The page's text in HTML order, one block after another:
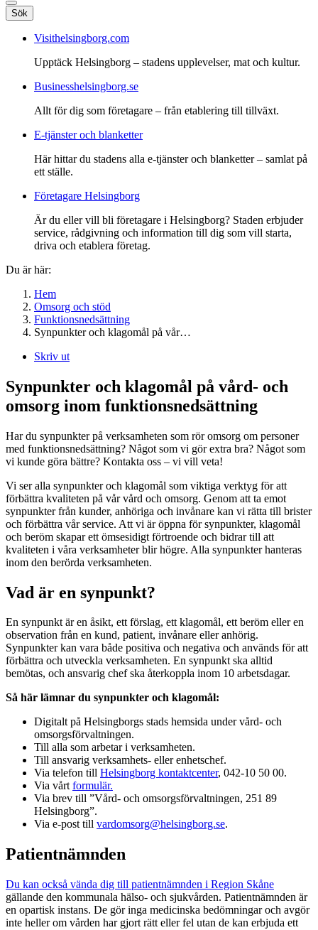
Sök
Visithelsingborg.com
Upptäck Helsingborg – stadens upplevelser, mat och kultur.
Businesshelsingborg.se
Allt för dig som företagare – från etablering till tillväxt.
E-tjänster och blanketter
Här hittar du stadens alla e-tjänster och blanketter – samlat på
ett ställe.
Företagare Helsingborg
Är du eller vill bli företagare i Helsingborg? Staden erbjuder
service, rådgivning och information till dig som vill starta,
driva och etablera företag.
Du är här:
Hem
Omsorg och stöd
Funktionsnedsättning
Synpunkter och klagomål på vår…
Skriv ut
Synpunkter och klagomål på vård- och
omsorg inom funktionsnedsättning
Har du synpunkter på verksamheten som rör omsorg om personer
med funktionsnedsättning? Något som vi gör extra bra? Något som
vi kunde göra bättre? Kontakta oss – vi vill veta!
Vi ser alla synpunkter och klagomål som viktiga verktyg för att
förbättra kvaliteten på vår vård och omsorg. Genom att ta emot
synpunkter från kunder, anhöriga och invånare kan vi rätta till brister
och förbättra vår service. Att vi är öppna för synpunkter, klagomål
och beröm skapar ett ömsesidigt förtroende och bidrar till att
kvaliteten i våra verksamheter blir högre. Alla synpunkter hanteras
inom den berörda verksamheten.
Vad är en synpunkt?
En synpunkt är en åsikt, ett förslag, ett klagomål, ett beröm eller en
observation från en kund, patient, invånare eller anhörig.
Synpunkter kan vara både positiva och negativa och används för att
förbättra och utveckla verksamheten. En synpunkt ska alltid
bemötas, och ansvarig chef ska återkoppla inom 10 arbetsdagar.
Så här lämnar du synpunkter och klagomål:
Digitalt på Helsingborgs stads hemsida under vård- och
omsorgsförvaltningen.
Till alla som arbetar i verksamheten.
Till ansvarig verksamhets- eller enhetschef.
Via telefon till Helsingborg kontaktcenter, 042-10 50 00.
Via vårtformulär.
Via brev till ”Vård- och omsorgsförvaltningen, 251 89
Helsingborg”.
Via e-post till vardomsorg@helsingborg.se.
Patientnämnden
Du kan också vända dig till patientnämnden i Region Skåne
gällande den kommunala hälso- och sjukvården. Patientnämnden är
en opartisk instans. De gör inga medicinska bedömningar och avgör
inte heller om vården har gjort rätt eller fel utan de kan erbjuda ett